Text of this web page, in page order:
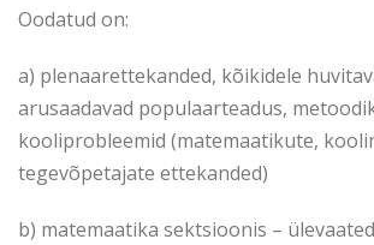
Oodatud on:
a) plenaarettekanded, kõikidele
arusaadavad populaarteadus,
kooliprobleemid (matemaatikute,
tegevõpetajate ettekanded)
b) matemaatika sektsioonis –